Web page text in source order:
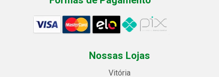
Nossas Lojas
Vitória